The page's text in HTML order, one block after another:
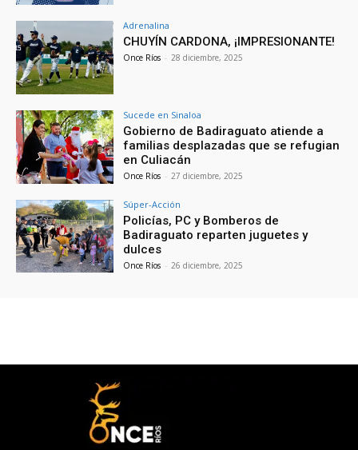
Adrenalina
CHUYÍN CARDONA, ¡IMPRESIONANTE!
Once Ríos - 28 diciembre, 2025
Sucede en Sinaloa
Gobierno de Badiraguato atiende a
familias desplazadas que se refugian
en Culiacán
Once Ríos - 27 diciembre, 2025
Súper-Acción
Policías, PC y Bomberos de
Badiraguato reparten juguetes y
dulces
Once Ríos - 26 diciembre, 2025